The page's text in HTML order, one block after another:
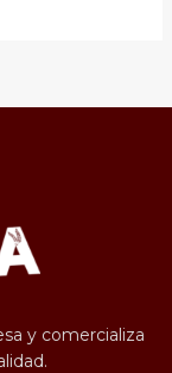
y comercializa